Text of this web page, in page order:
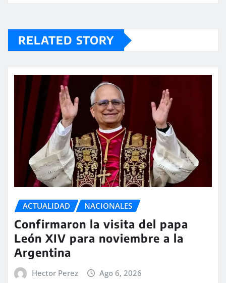
RELATED STORY
ACTUALIDAD NACIONALES
Confirmaron la visita del papa
León XIV para noviembre a la
Argentina
Hector Perez Ago 6, 2026